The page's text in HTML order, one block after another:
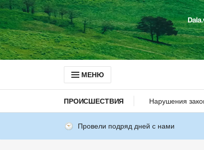
МЕНЮ
ПРОИСШЕСТВИЯ Нарушения
Провели подряд дней с нами